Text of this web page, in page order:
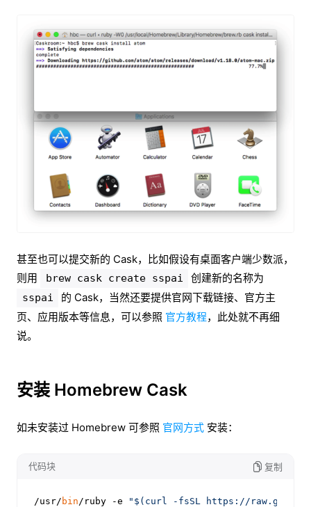
甚至也可以提交新的 Cask，比如假设有桌面客户端少数派，
则用
brew cask create sspai 创建新的名称为
sspai
的 Cask，当然还要提供官网下载链接、官方主
页、应用版本等信息，可以参照 官方教程，此处就不再细
说。
安装 Homebrew Cask
如未安装过 Homebrew 可参照 官网方式 安装：
代码块 复制
/usr/ bin /ruby -e "$(curl -fsSL https://